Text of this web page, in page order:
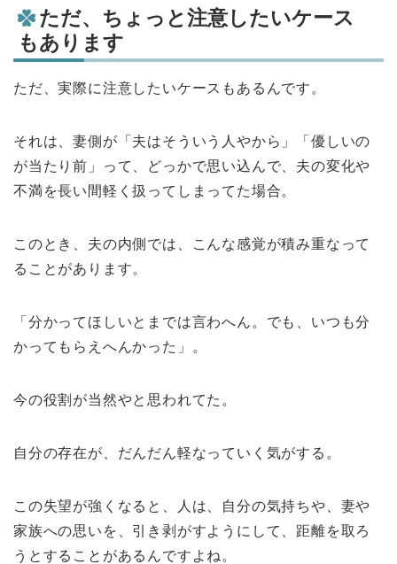
ただ、ちょっと注意したいケース
もあります
ただ、実際に注意したいケースもあるんです。
それは、妻側が「夫はそういう人やから」「優しいの
が当たり前」って、どっかで思い込んで、夫の変化や
不満を長い間軽く扱ってしまってた場合。
このとき、夫の内側では、こんな感覚が積み重なって
ることがあります。
「分かってほしいとまでは言わへん。でも、いつも分
かってもらえへんかった」。
今の役割が当然やと思われてた。
自分の存在が、だんだん軽なっていく気がする。
この失望が強くなると、人は、自分の気持ちや、妻や
家族への思いを、引き剥がすようにして、距離を取ろ
うとすることがあるんですよね。